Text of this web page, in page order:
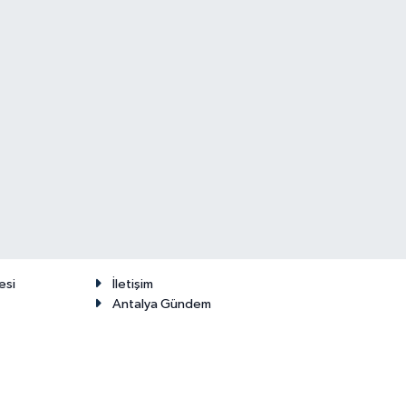
İletişim
Antalya Gündem